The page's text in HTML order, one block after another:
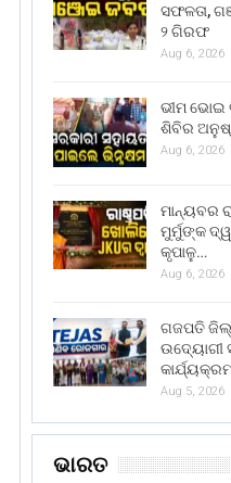
ସଫଳତା,
୨ ଗିରଫ
Aug 6, 2026
ଭୀମ ଭୋଇ
ଶିବିର
Aug 6, 2026
ମାନ୍ୟବର
ମୁର୍ମୁଙ୍କ
କୃପାଳୁ…
Aug 6, 2026
ଗଜପତି
ଉଦ୍ୟୋଗୀ
Aug 5, 2026
ଭାରତ